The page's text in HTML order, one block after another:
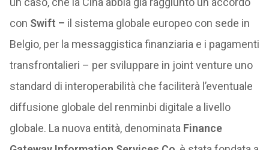
con Swift – il sistema globale europeo con sede in
Belgio, per la messaggistica finanziaria e i pagamenti
transfrontalieri – per sviluppare in joint venture uno
standard di interoperabilità che faciliterà l’eventuale
diffusione globale del renminbi digitale a livello
globale. La nuova entità, denominata Finance